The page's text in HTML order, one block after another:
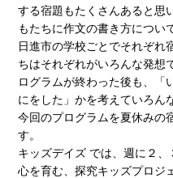
する宿題もたくさんあると思
もたちに作文の書き方につい
日進市の学校ごとでそれぞれ
ちはそれぞれがいろんな発想
ログラムが終わった後も、「
にをした」かを考えていろん
今回のプログラムを夏休みの
す。
キッズデイズ では、週に２
心を育む、探究キッズプロジ